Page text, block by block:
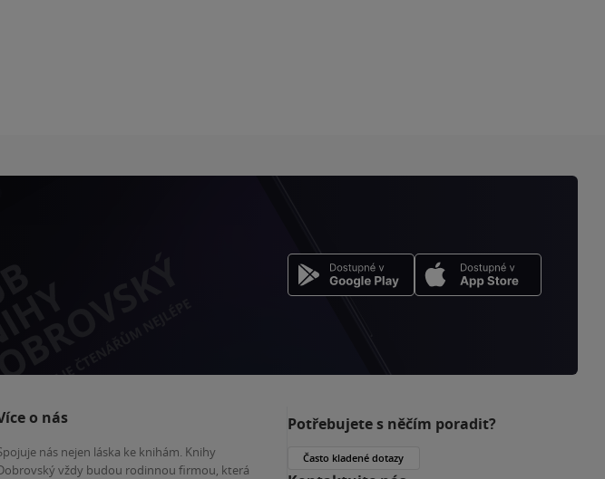
o nás
nás nejen láska ke knihám. Knihy
vždy budou rodinnou firmou, která
Potřebujete s něčím poradit?
Často kladené dotazy